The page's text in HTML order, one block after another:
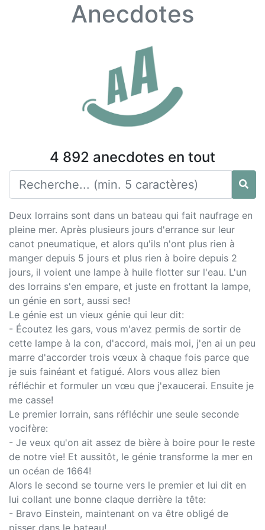
Anecdotes
4 892 anecdotes en tout
Deux lorrains sont dans un bateau qui fait naufrage en
pleine mer. Après plusieurs jours d'errance sur leur
canot pneumatique, et alors qu'ils n'ont plus rien à
manger depuis 5 jours et plus rien à boire depuis 2
jours, il voient une lampe à huile flotter sur l'eau. L'un
des lorrains s'en empare, et juste en frottant la lampe,
un génie en sort, aussi sec!
Le génie est un vieux génie qui leur dit:
- Écoutez les gars, vous m'avez permis de sortir de
cette lampe à la con, d'accord, mais moi, j'en ai un peu
marre d'accorder trois vœux à chaque fois parce que
je suis fainéant et fatigué. Alors vous allez bien
réfléchir et formuler un vœu que j'exaucerai. Ensuite je
me casse!
Le premier lorrain, sans réfléchir une seule seconde
vocifère:
- Je veux qu'on ait assez de bière à boire pour le reste
de notre vie! Et aussitôt, le génie transforme la mer en
un océan de 1664!
Alors le second se tourne vers le premier et lui dit en
lui collant une bonne claque derrière la tête:
- Bravo Einstein, maintenant on va être obligé de
pisser dans le bateau!